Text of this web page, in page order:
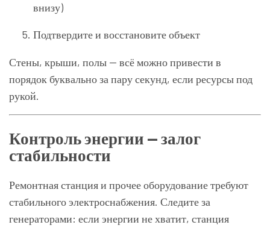
внизу)
Подтвердите и восстановите объект
Стены, крыши, полы — всё можно привести в
порядок буквально за пару секунд, если ресурсы под
рукой.
Контроль энергии — залог
стабильности
Ремонтная станция и прочее оборудование требуют
стабильного электроснабжения. Следите за
генераторами: если энергии не хватит, станция